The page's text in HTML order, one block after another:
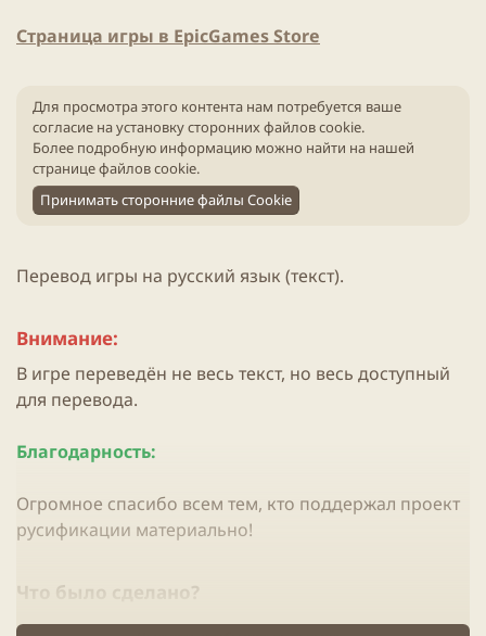
Страница игры в EpicGames Store
Для просмотра этого контента нам потребуется ваше
согласие на установку сторонних файлов cookie.
Более подробную информацию можно найти на нашей
странице файлов cookie.
Принимать сторонние файлы Cookie
Перевод игры на русский язык (текст).
Внимание:
В игре переведён не весь текст, но весь доступный
для перевода.
Благодарность:
Огромное спасибо всем тем, кто поддержал проект
русификации материально!
Что было сделано?​